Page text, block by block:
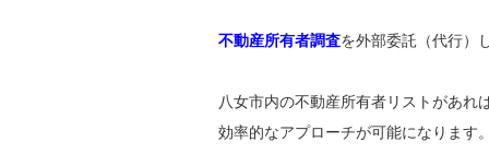
不動産所有者調査を外部委託（代行）
八女市内の不動産所有者リストがあれ
効率的なアプローチが可能になります